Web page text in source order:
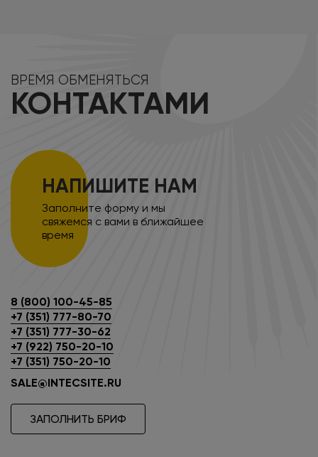
ВРЕМЯ ОБМЕНЯТЬСЯ
КОНТАКТАМИ
НАПИШИТЕ НАМ
Заполните форму и мы
свяжемся с вами в ближайшее
время
8 (800) 100-45-85
+7 (351) 777-80-70
+7 (351) 777-30-62
+7 (922) 750-20-10
+7 (351) 750-20-10
SALE@INTECSITE.RU
ЗАПОЛНИТЬ БРИФ